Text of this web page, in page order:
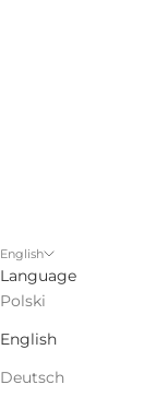
English
Language
Polski
English
Deutsch